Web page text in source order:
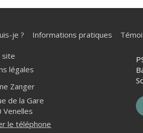
je ? Informations pratiques
site
légales
Zanger
de la Gare
Venelles
le téléphone